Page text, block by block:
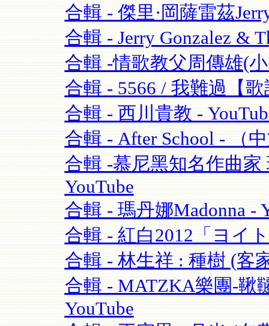
合輯 - 傑里·岡薩雷茲
合輯 - Jerry Gonzalez &
合輯 -情歌教父周傳雄(
合輯 - 5566 / 我難過【
合輯 - 西川貴教 -
合輯 - After School - （
合輯 -慕尼黑知名作曲家
YouTube
合輯 - 瑪丹娜Madonna -
合輯 - 紅白2012「ヨイ
合輯 - 林生祥 : 種樹 (客
合輯 - MATZKA樂團-鞦
YouTube